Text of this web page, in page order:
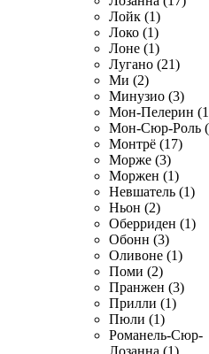
Лойк (1)
Локо (1)
Лоне (1)
Лугано (21)
Ми (2)
Минузио (3)
Мон-Пелерин
Мон-Сюр-Роль
Монтрё (17)
Морже (3)
Моржен (1)
Невшатель (1)
Ньон (2)
Оберриден (1)
Обонн (3)
Оливоне (1)
Поми (2)
Пранжен (3)
Прилли (1)
Пюли (1)
Романель-Сюр-
Лозанна (1)